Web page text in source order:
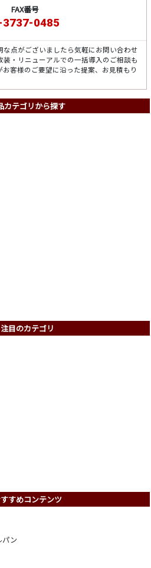
FAX番号
3737-0485
点がございましたら気軽にお問い合わせ
・リニューアルでの一括導入のご相談も
客様のご要望に沿った提案、お見積もり
カテゴリから探す
注目のカテゴリ
すめコンテンツ
パン